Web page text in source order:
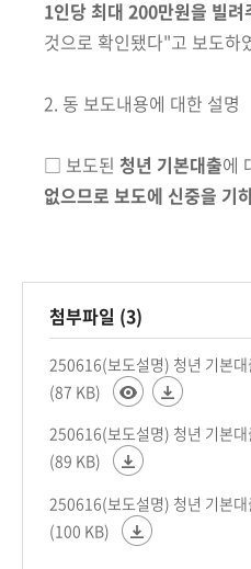
1인당 최대 200만원을 빌려
것으로 확인됐다"고 보도하
2. 동 보도내용에 대한 설명
□ 보도된 청년 기본대출에
없으므로 보도에 신중을 기
첨부파일 (3)
250616(보도설명) 청년 기본
(87 KB)
250616(보도설명) 청년 기본
(89 KB)
250616(보도설명) 청년 기본
(100 KB)